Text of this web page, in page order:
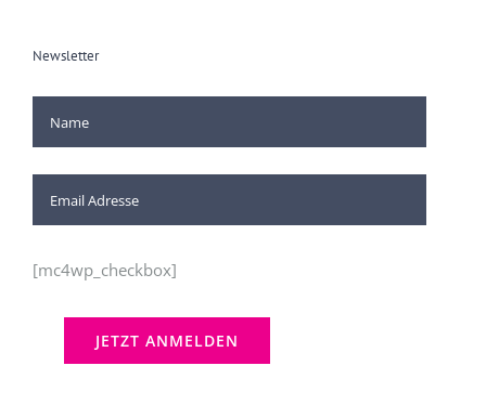
Newsletter
[mc4wp_checkbox]